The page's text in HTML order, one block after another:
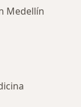
Medellín